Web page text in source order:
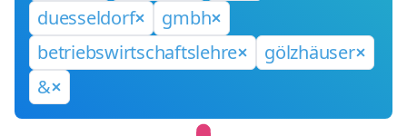
duesseldorf
gmbh
betriebswirtschaftslehre
gölzhäuser
&